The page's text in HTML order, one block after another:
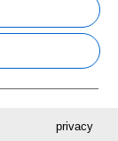
privacy